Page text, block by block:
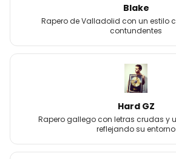
Blake
Rapero de Valladolid con un estilo
contundentes
Hard GZ
Rapero gallego con letras crudas y
reflejando su entorno